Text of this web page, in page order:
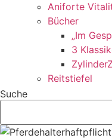
Aniforte
Bücher
„Im
3
Reitstiefel
Suche